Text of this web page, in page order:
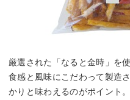
厳選された「なると金時」を
食感と風味にこだわって製造
かりと味わえるのがポイント